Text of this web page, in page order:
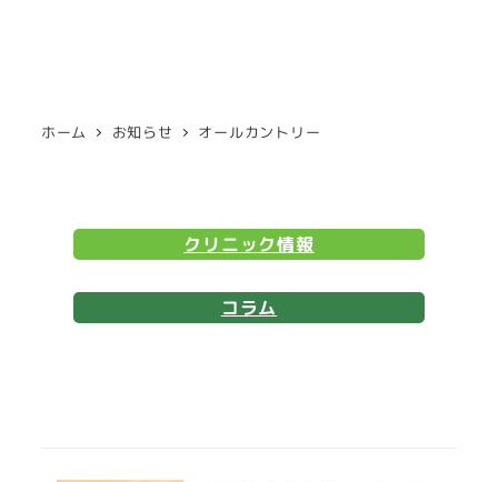
ホーム お知らせ オールカントリー
クリニック情報
コラム